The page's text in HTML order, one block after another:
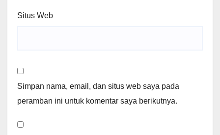
Situs Web
Simpan nama, email, dan situs web saya pada
peramban ini untuk komentar saya berikutnya.